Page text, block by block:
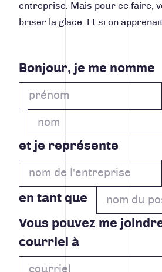
entreprise. Mais pour ce faire,
briser la glace. Et si on
Bonjour, je me nomme
et je représente
en tant que
Vous pouvez me
courriel à